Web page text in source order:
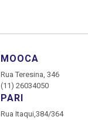
MOOCA
Rua Teresina, 346
(11) 26034050
PARI
Rua Itaqui,384/364